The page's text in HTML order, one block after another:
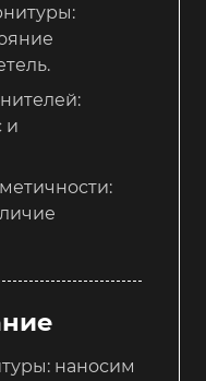
и
наносим